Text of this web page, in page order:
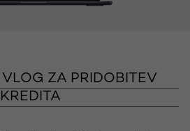
ZA PRIDOBITEV